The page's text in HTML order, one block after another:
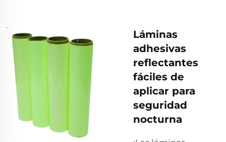
Láminas
adhesivas
reflectantes
fáciles de
aplicar para
seguridad
nocturna